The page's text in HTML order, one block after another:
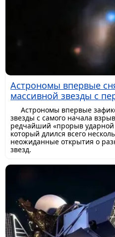
Астрономы впервые
массивной звезды с
Астрономы впервые
звезды с самого начала
редчайший «прорыв ударной
который длился всего
неожиданные открытия о
звезд.